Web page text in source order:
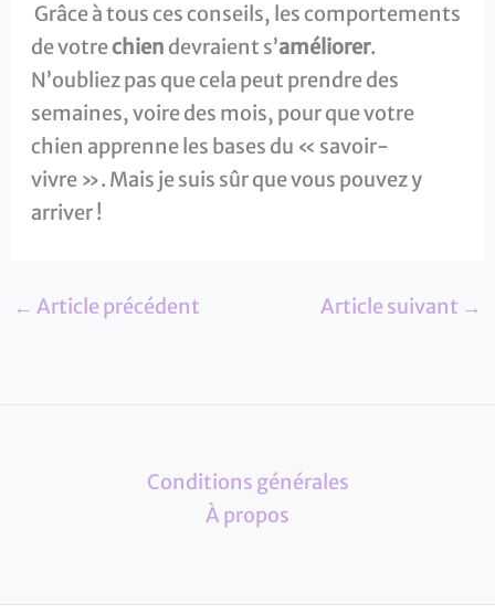
Grâce à tous ces conseils, les comportements
de votrechien devraient s’améliorer.
N’oubliez pas que cela peut prendre des
semaines, voire des mois, pour que votre
chien apprenne les bases du « savoir-
vivre ». Mais je suis sûr que vous pouvez y
arriver !
← Article précédent Article suivant →
Conditions générales
À propos